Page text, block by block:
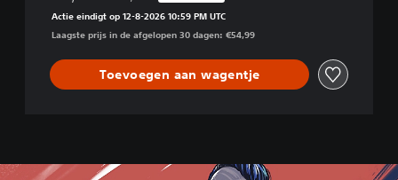
Actie eindigt op 12-8-2026 10:59 PM UTC
Laagste prijs in de afgelopen 30 dagen: €54,99
Toevoegen aan wagentje